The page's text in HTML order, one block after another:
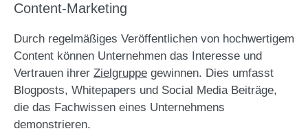
Content-Marketing
Durch regelmäßiges Veröffentlichen von hochwertigem
Content können Unternehmen das Interesse und
Vertrauen ihrer Zielgruppe gewinnen. Dies umfasst
Blogposts, Whitepapers und Social Media Beiträge,
die das Fachwissen eines Unternehmens
demonstrieren.